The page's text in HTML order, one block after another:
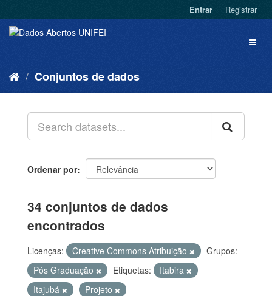
Entrar Registrar
Conjuntos de dados
Ordenar por
34 conjuntos de dados
encontrados
Licenças: Creative Commons Atribuição
Grupos:
Pós Graduação
Etiquetas:
Itabira
Itajubá
Projeto